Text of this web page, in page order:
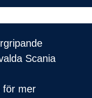
Scania
för mer